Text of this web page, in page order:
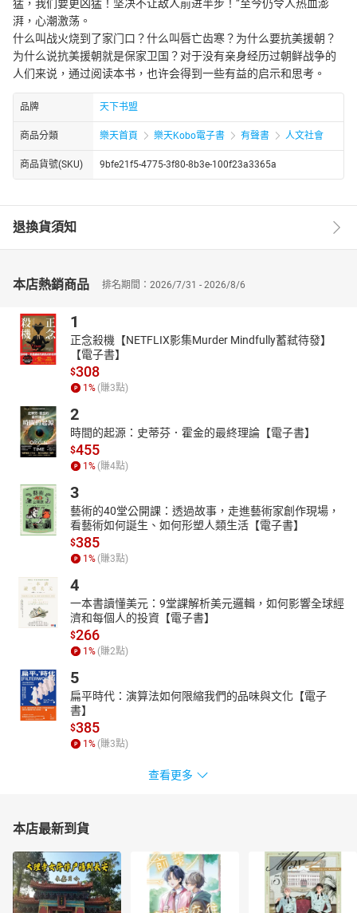
猛，我们要更凶猛！坚决不让敌人前进半步！”至今仍令人热血澎
湃，心潮激荡。
什么叫战火烧到了家门口？什么叫唇亡齿寒？为什么要抗美援朝？
为什么说抗美援朝就是保家卫国？对于没有亲身经历过朝鲜战争的
人们来说，通过阅读本书，也许会得到一些有益的启示和思考。
品牌 天下书盟
商品分類 樂天首頁 樂天Kobo電子書 有聲書 人文社會
商品貨號(SKU) 9bfe21f5-4775-3f80-8b3e-100f23a3365a
退換貨須知
本店熱銷商品 排名期間：2026/7/31 - 2026/8/6
1
正念殺機【NETFLIX影集Murder Mindfully蓄弒待發】
【電子書】
$308
1% (賺3點)
2
時間的起源：史蒂芬．霍金的最終理論【電子書】
$455
1% (賺4點)
3
藝術的40堂公開課：透過故事，走進藝術家創作現場，
看藝術如何誕生、如何形塑人類生活【電子書】
$385
1% (賺3點)
4
一本書讀懂美元：9堂課解析美元邏輯，如何影響全球經
濟和每個人的投資【電子書】
$266
1% (賺2點)
5
扁平時代：演算法如何限縮我們的品味與文化【電子
書】
$385
1% (賺3點)
查看更多
本店最新到貨